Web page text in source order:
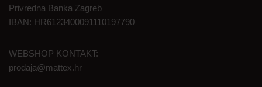
Privredna Banka Zagreb
IBAN: HR6123400091110197790
WEBSHOP KONTAKT:
prodaja@mattex.hr